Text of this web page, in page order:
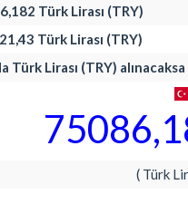
Türk Lirası (TRY)
Türk Lirası (TRY)
Türk Lirası (TRY) alınacaksa
( Türk